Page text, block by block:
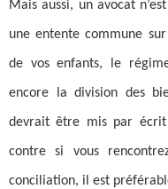
Mais aussi, un avocat
une entente commune
de vos enfants, le
encore la division des
devrait être mis par
contre si vous
conciliation, il est